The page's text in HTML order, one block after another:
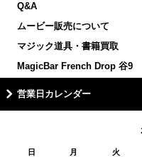
Q&A
ムービー販売について
マジック道具・書籍買取
MagicBar French Drop 谷9
営業日カレンダー
日 月 火